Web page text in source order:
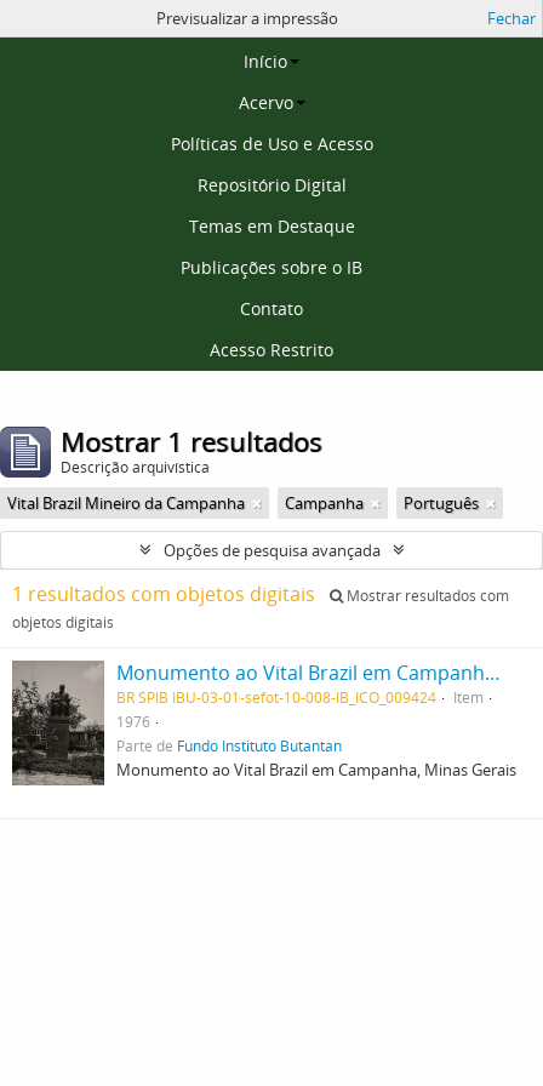
Página inicial
Início
Acervo
Políticas de Uso e Acesso
Repositório Digital
Temas em Destaque
Publicações sobre o IB
Contato
Acesso Restrito
Previsualizar a impressão Fechar
Mostrar 1 resultados
Descrição arquivística
Vital Brazil Mineiro da Campanha Campanha Português
Opções de pesquisa avançada
1 resultados com objetos digitais
Mostrar resultados com
objetos digitais
Monumento ao Vital Brazil em Campanha, Minas Gerais
BR SPIB IBU-03-01-sefot-10-008-IB_ICO_009424
Item
1976
Parte de Fundo Instituto Butantan
Monumento ao Vital Brazil em Campanha, Minas Gerais